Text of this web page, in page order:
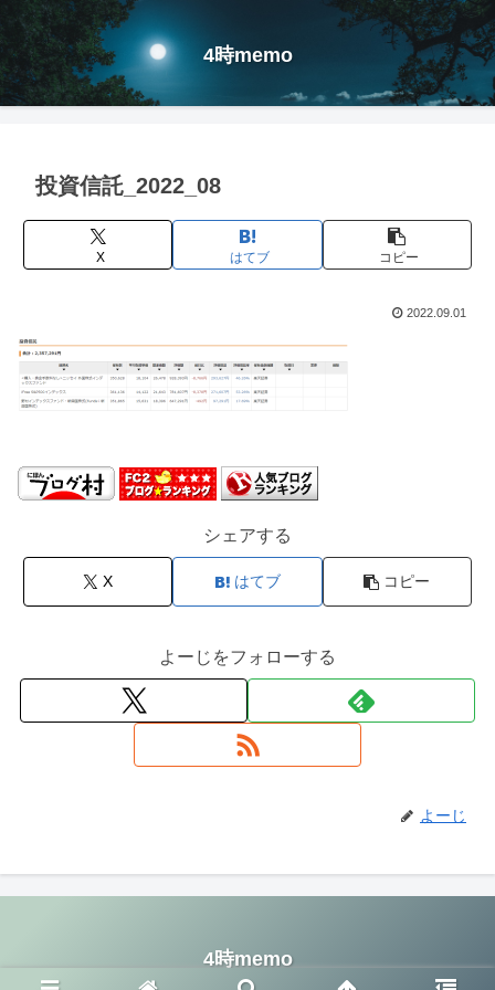
4時memo
投資信託_2022_08
X はてブ コピー
2022.09.01
シェアする
X はてブ コピー
よーじをフォローする
よーじ
4時memo